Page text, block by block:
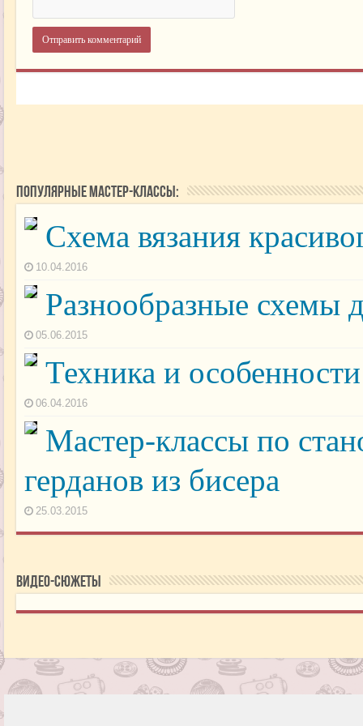
Популярные мастер-классы:
Схема вязания
10.04.2016
Разнообразные схемы
05.06.2015
Техника и
06.04.2016
Мастер-классы по
герданов из бисера
25.03.2015
Видео-сюжеты